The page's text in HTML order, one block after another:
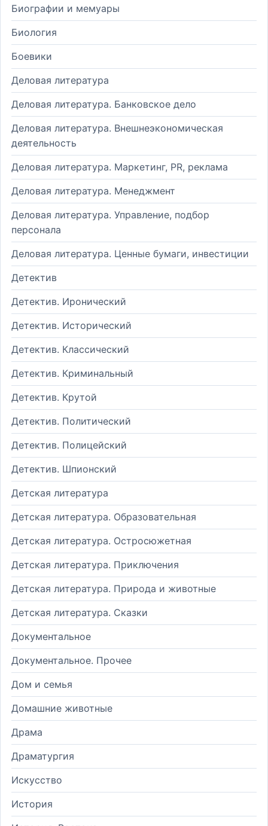
Биографии и мемуары
Биология
Боевики
Деловая литература
Деловая литература. Банковское дело
Деловая литература. Внешнеэкономическая
деятельность
Деловая литература. Маркетинг, PR, реклама
Деловая литература. Менеджмент
Деловая литература. Управление, подбор
персонала
Деловая литература. Ценные бумаги, инвестиции
Детектив
Детектив. Иронический
Детектив. Исторический
Детектив. Классический
Детектив. Криминальный
Детектив. Крутой
Детектив. Политический
Детектив. Полицейский
Детектив. Шпионский
Детская литература
Детская литература. Образовательная
Детская литература. Остросюжетная
Детская литература. Приключения
Детская литература. Природа и животные
Детская литература. Сказки
Документальное
Документальное. Прочее
Дом и семья
Домашние животные
Драма
Драматургия
Искусство
История